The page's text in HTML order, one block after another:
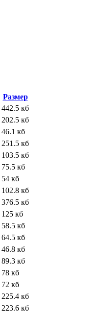
Размер
442.5 кб
202.5 кб
46.1 кб
251.5 кб
103.5 кб
75.5 кб
54 кб
102.8 кб
376.5 кб
125 кб
58.5 кб
64.5 кб
46.8 кб
89.3 кб
78 кб
72 кб
225.4 кб
223.6 кб